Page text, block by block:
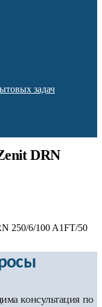
задач
DRN
250/6/100 A1FT/50
консультация по